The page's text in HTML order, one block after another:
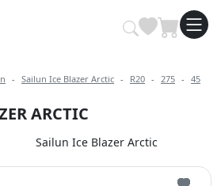
шины
Sailun Ice Blazer Arctic R20 275 45
ARCTIC
Sailun Ice Blazer Arctic